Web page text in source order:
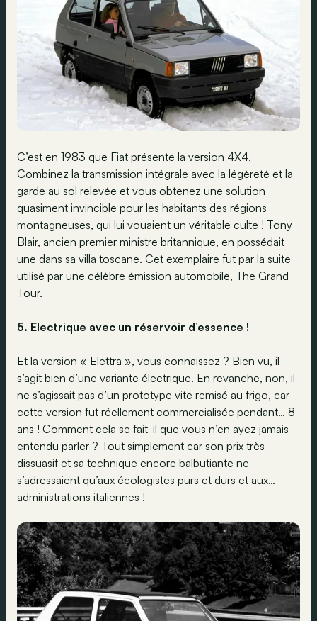
C’est en 1983 que Fiat présente la version 4X4.
Combinez la transmission intégrale avec la légèreté et la
garde au sol relevée et vous obtenez une solution
quasiment invincible pour les habitants des régions
montagneuses, qui lui vouaient un véritable culte ! Tony
Blair, ancien premier ministre britannique, en possédait
une dans sa villa toscane. Cet exemplaire fut par la suite
utilisé par une célèbre émission automobile, The Grand
Tour.
5. Electrique avec un réservoir d’essence !
Et la version « Elettra », vous connaissez ? Bien vu, il
s’agit bien d’une variante électrique. En revanche, non, il
ne s’agissait pas d’un prototype vite remisé au frigo, car
cette version fut réellement commercialisée pendant… 8
ans ! Comment cela se fait-il que vous n’en ayez jamais
entendu parler ? Tout simplement car son prix très
dissuasif et sa technique encore balbutiante ne
s’adressaient qu’aux écologistes purs et durs et aux…
administrations italiennes !